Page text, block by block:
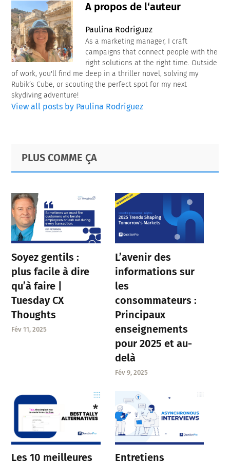
A propos de l‘auteur
Paulina Rodriguez
As a marketing manager, I craft
campaigns that connect people with the
right solutions at the right time. Outside
of work, you'll find me deep in a thriller novel, solving my
Rubik’s Cube, or scouting the perfect spot for my next
skydiving adventure!
View all posts by Paulina Rodriguez
Primary
Sidebar
Footer
PLUS COMME ÇA
Soyez gentils :
plus facile à dire
qu’à faire |
Tuesday CX
Thoughts
Fév 11, 2025
L’avenir des
informations sur
les
consommateurs :
Principaux
enseignements
pour 2025 et au-
delà
Fév 9, 2025
Les 10 meilleures
Entretiens